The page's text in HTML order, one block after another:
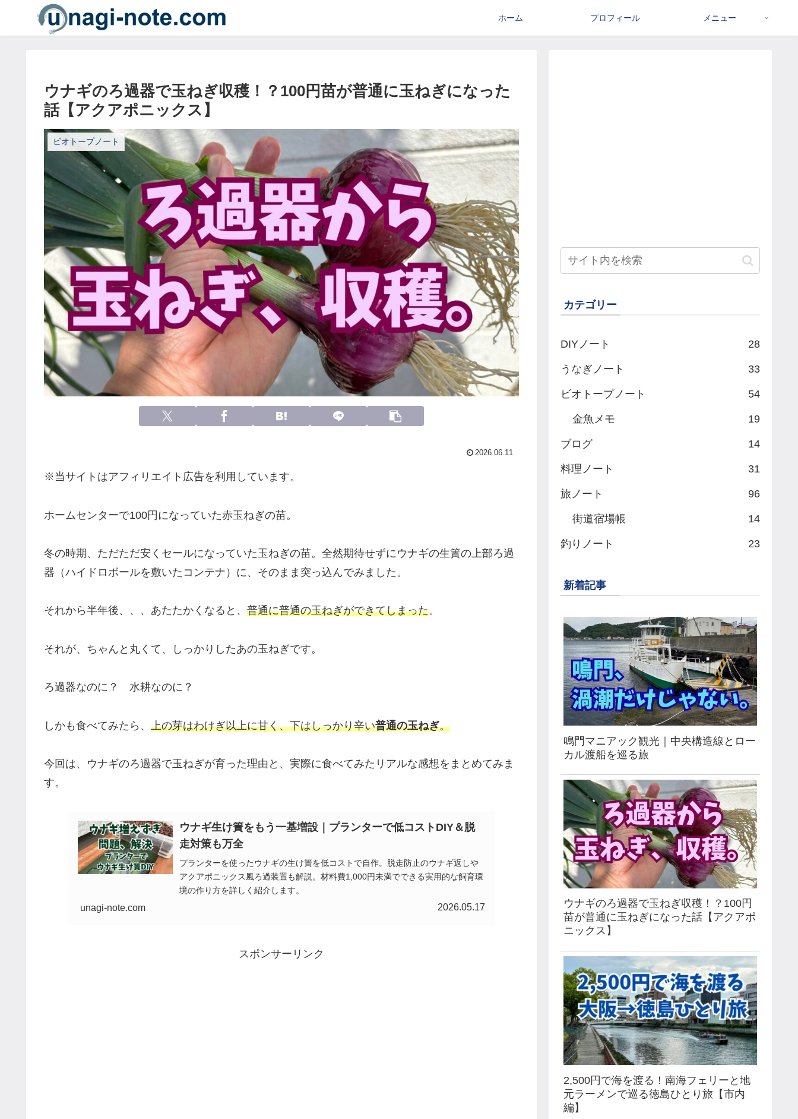
ホーム プロフィール メニュー
ウナギのろ過器で玉ねぎ収穫！？100円苗が普通に玉ねぎになった
話【アクアポニックス】
ビオトープノート
2026.06.11
※当サイトはアフィリエイト広告を利用しています。
ホームセンターで100円になっていた赤玉ねぎの苗。
冬の時期、ただただ安くセールになっていた玉ねぎの苗。全然期待せずにウナギの生簀の上部ろ過
器（ハイドロボールを敷いたコンテナ）に、そのまま突っ込んでみました。
それから半年後、、、あたたかくなると、 普通に普通の玉ねぎができてしまった。
それが、ちゃんと丸くて、しっかりしたあの玉ねぎです。
ろ過器なのに？ 水耕なのに？
しかも食べてみたら、 上の芽はわけぎ以上に甘く、下はしっかり辛い普通の玉ねぎ。
今回は、ウナギのろ過器で玉ねぎが育った理由と、実際に食べてみたリアルな感想をまとめてみま
す。
ウナギ生け簀をもう一基増設｜プランターで低コストDIY＆脱
走対策も万全
プランターを使ったウナギの生け簀を低コストで自作。脱走防止のウナギ返しや
アクアポニックス風ろ過装置も解説。材料費1,000円未満でできる実用的な飼育環
境の作り方を詳しく紹介します。
unagi-note.com 2026.05.17
スポンサーリンク
カテゴリー
DIYノート 28
うなぎノート 33
ビオトープノート 54
金魚メモ 19
ブログ 14
料理ノート 31
旅ノート 96
街道宿場帳 14
釣りノート 23
新着記事
鳴門マニアック観光｜中央構造線とロー
カル渡船を巡る旅
ウナギのろ過器で玉ねぎ収穫！？100円
苗が普通に玉ねぎになった話【アクアポ
ニックス】
2,500円で海を渡る！南海フェリーと地
元ラーメンで巡る徳島ひとり旅【市内
編】